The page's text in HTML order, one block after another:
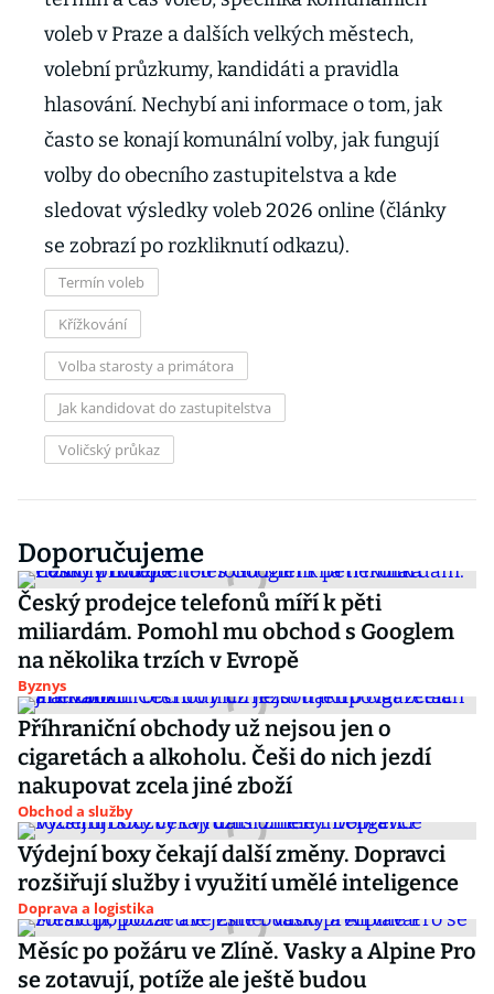
voleb v Praze a dalších velkých městech,
volební průzkumy, kandidáti a pravidla
hlasování. Nechybí ani informace o tom, jak
často se konají komunální volby, jak fungují
volby do obecního zastupitelstva a kde
sledovat výsledky voleb 2026 online (články
se zobrazí po rozkliknutí odkazu).
Termín voleb
Křížkování
Volba starosty a primátora
Jak kandidovat do zastupitelstva
Voličský průkaz
Doporučujeme
Český prodejce telefonů míří k pěti
miliardám. Pomohl mu obchod s Googlem
na několika trzích v Evropě
Byznys
Příhraniční obchody už nejsou jen o
cigaretách a alkoholu. Češi do nich jezdí
nakupovat zcela jiné zboží
Obchod a služby
Výdejní boxy čekají další změny. Dopravci
rozšiřují služby i využití umělé inteligence
Doprava a logistika
Měsíc po požáru ve Zlíně. Vasky a Alpine Pro
se zotavují, potíže ale ještě budou